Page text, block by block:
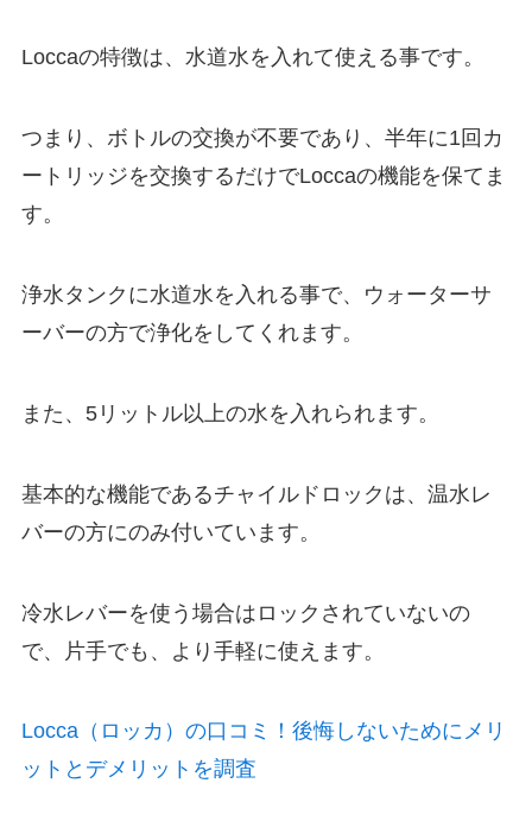
Loccaの特徴は、水道水を入れて使える事です。
つまり、ボトルの交換が不要であり、 半年に1回カ
ートリッジを交換するだけでLoccaの機能を保てま
す。
浄水タンクに水道水を入れる事で、ウォーターサ
ーバーの方で浄化をしてくれます。
また、5リットル以上の水を入れられます。
基本的な機能であるチャイルドロックは、温水レ
バーの方にのみ付いています。
冷水レバーを使う場合はロックされていないの
で、片手でも、より手軽に使えます。
Locca（ロッカ）の口コミ！後悔しないためにメリ
ットとデメリットを調査